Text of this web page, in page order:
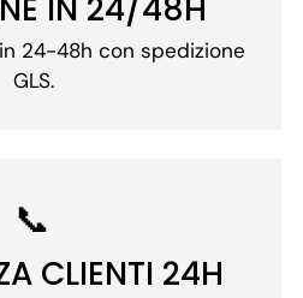
IN 24/48H
24-48h con spedizione
GLS.
📞
CLIENTI 24H